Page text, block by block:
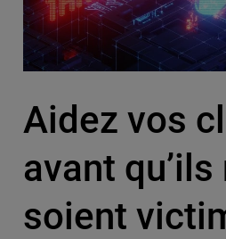
Aidez vos
avant qu’ils
soient